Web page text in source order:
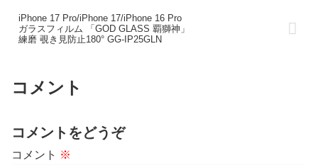
iPhone 17 Pro/iPhone 17/iPhone 16 Pro
ガラスフィルム 「GOD GLASS 覇獅神」
練磨 覗き見防止180° GG-IP25GLN
コメント
コメントをどうぞ
コメント ※